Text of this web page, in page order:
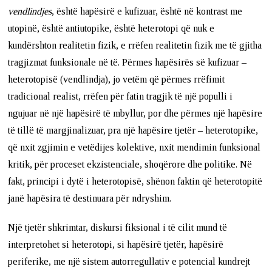
vendlindjes, është hapësirë e kufizuar, është në kontrast me
utopinë, është antiutopike, është heterotopi që nuk e
kundërshton realitetin fizik, e rrëfen realitetin fizik me të gjitha
tragjizmat funksionale në të. Përmes hapësirës së kufizuar –
heterotopisë (vendlindja), jo vetëm që përmes rrëfimit
tradicional realist, rrëfen për fatin tragjik të një populli i
ngujuar në një hapësirë të mbyllur, por dhe përmes një hapësire
të tillë të margjinalizuar, pra një hapësire tjetër – heterotopike,
që nxit zgjimin e vetëdijes kolektive, nxit mendimin funksional
kritik, për proceset ekzistenciale, shoqërore dhe politike. Në
fakt, principi i dytë i heterotopisë, shënon faktin që heterotopitë
janë hapësira të destinuara për ndryshim.
Një tjetër shkrimtar, diskursi fiksional i të cilit mund të
interpretohet si heterotopi, si hapësirë tjetër, hapësirë
periferike, me një sistem autorregullativ e potencial kundrejt